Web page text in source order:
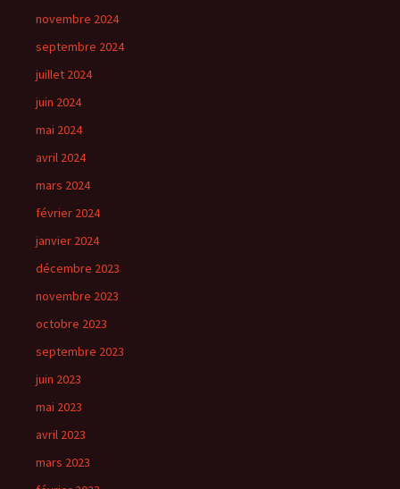
novembre 2024
septembre 2024
juillet 2024
juin 2024
mai 2024
avril 2024
mars 2024
février 2024
janvier 2024
décembre 2023
novembre 2023
octobre 2023
septembre 2023
juin 2023
mai 2023
avril 2023
mars 2023